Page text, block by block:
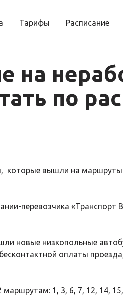
Тарифы Расписание
на
по
которые вышли на
перевозчика «Транспорт
новые низкопольные
оплаты
1, 3, 6, 7, 12, 14, 15,